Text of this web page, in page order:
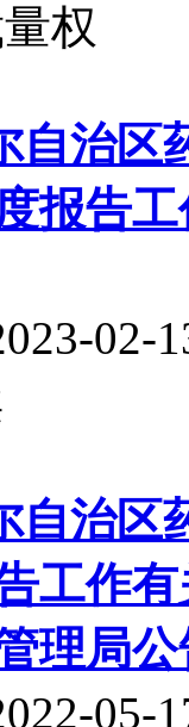
权
自治区
报告
自治区
工作
理局